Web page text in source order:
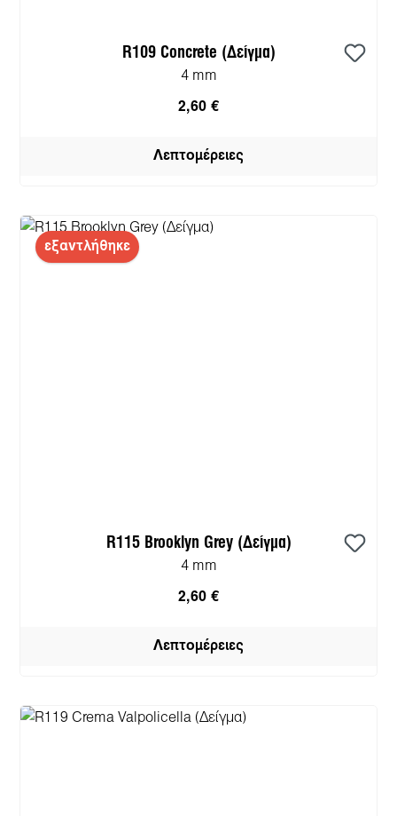
R109 Concrete (Δείγμα)
4 mm
2,60 €
Λεπτομέρειες
εξαντλήθηκε
R115 Brooklyn Grey (Δείγμα)
4 mm
2,60 €
Λεπτομέρειες